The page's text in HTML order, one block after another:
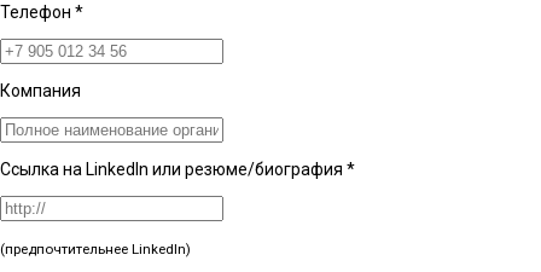
Телефон *
Компания
Ссылка на LinkedIn или резюме/биография *
(предпочтительнее LinkedIn)